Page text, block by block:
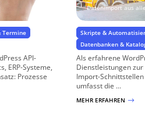
Termine
API-
ERP-Systeme,
Prozesse
Datenimport aus
Skripte &
Datenbanken &
Als erfahrene
Dienstleistungen
Import-
umfasst die ...
MEHR ERFAHREN $